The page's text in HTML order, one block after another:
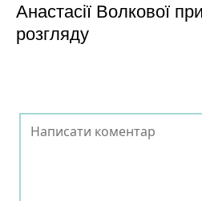
Анастасії Волкової
розгляду